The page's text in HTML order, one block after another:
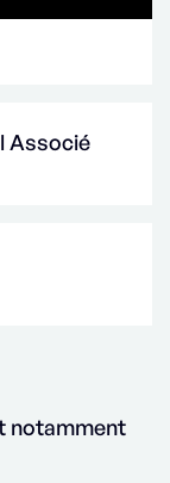
Associé
notamment